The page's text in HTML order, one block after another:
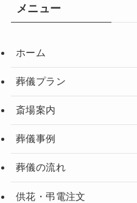
メニュー
ホーム
葬儀プラン
斎場案内
葬儀事例
葬儀の流れ
供花・弔電注文